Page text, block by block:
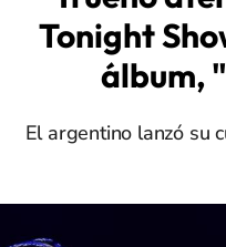
Tonight
álbum,
El argentino lanzó su